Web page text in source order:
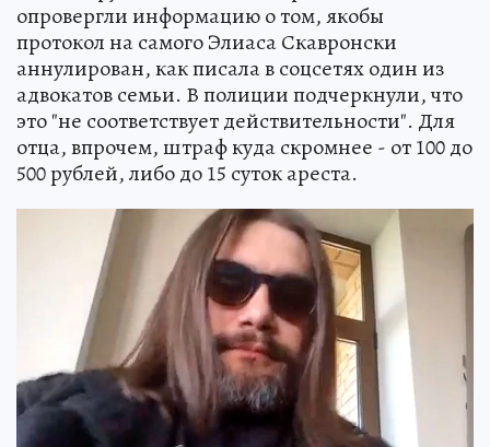
опровергли информацию о том, якобы
протокол на самого Элиаса Скавронски
аннулирован, как писала в соцсетях один из
адвокатов семьи. В полиции подчеркнули, что
это "не соответствует действительности". Для
отца, впрочем, штраф куда скромнее - от 100 до
500 рублей, либо до 15 суток ареста.